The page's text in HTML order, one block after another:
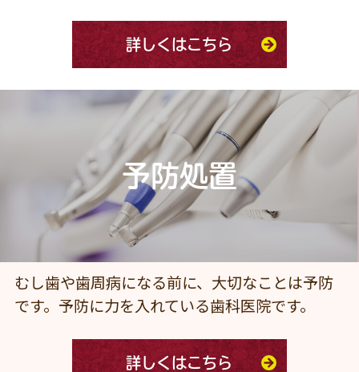
詳しくはこちら
予防処置
むし歯や歯周病になる前に、大切なことは予防
です。予防に力を入れている歯科医院です。
詳しくはこちら